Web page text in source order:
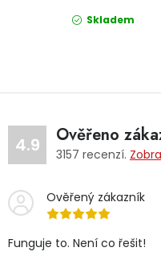
Skladem
4.9 Ověřeno
3157 recenzí.
Ověřený zákazník
Funguje to. Není co řešit!